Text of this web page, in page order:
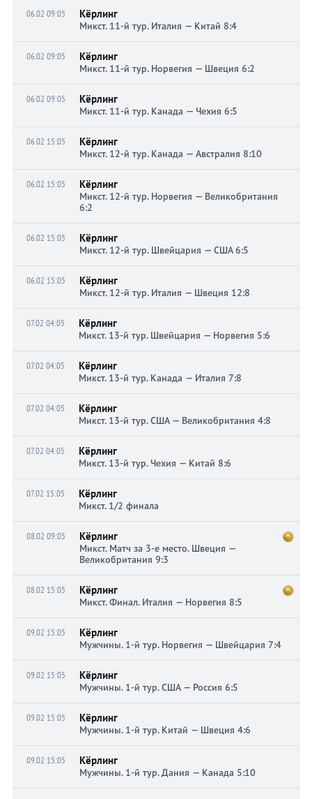
06.02 09:05 Кёрлинг
Микст. 11-й тур. Италия — Китай 8:4
06.02 09:05 Кёрлинг
Микст. 11-й тур. Норвегия — Швеция 6:2
06.02 09:05 Кёрлинг
Микст. 11-й тур. Канада — Чехия 6:5
06.02 15:05 Кёрлинг
Микст. 12-й тур. Канада — Австралия 8:10
06.02 15:05 Кёрлинг
Микст. 12-й тур. Норвегия — Великобритания
6:2
06.02 15:05 Кёрлинг
Микст. 12-й тур. Швейцария — США 6:5
06.02 15:05 Кёрлинг
Микст. 12-й тур. Италия — Швеция 12:8
07.02 04:05 Кёрлинг
Микст. 13-й тур. Швейцария — Норвегия 5:6
07.02 04:05 Кёрлинг
Микст. 13-й тур. Канада — Италия 7:8
07.02 04:05 Кёрлинг
Микст. 13-й тур. США — Великобритания 4:8
07.02 04:05 Кёрлинг
Микст. 13-й тур. Чехия — Китай 8:6
07.02 15:05 Кёрлинг
Микст. 1/2 финала
08.02 09:05 Кёрлинг
Микст. Матч за 3-е место. Швеция —
Великобритания 9:3
08.02 15:05 Кёрлинг
Микст. Финал. Италия — Норвегия 8:5
09.02 15:05 Кёрлинг
Мужчины. 1-й тур. Норвегия — Швейцария 7:4
09.02 15:05 Кёрлинг
Мужчины. 1-й тур. США — Россия 6:5
09.02 15:05 Кёрлинг
Мужчины. 1-й тур. Китай — Швеция 4:6
09.02 15:05 Кёрлинг
Мужчины. 1-й тур. Дания — Канада 5:10